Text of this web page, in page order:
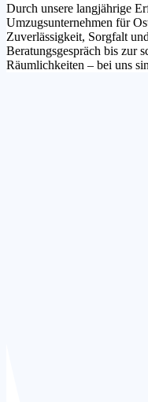
Durch unsere langjährige
Umzugsunternehmen für
Zuverlässigkeit, Sorgfalt
Beratungsgespräch bis zur
Räumlichkeiten – bei uns